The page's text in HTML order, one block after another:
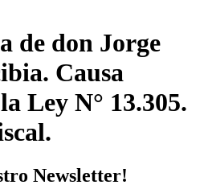
de don Jorge
Causa
Ley N° 13.305.
Newsletter!